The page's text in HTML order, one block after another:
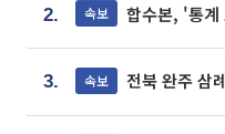
2. 속보 합수본, '통계 조작'
3. 속보 전북 완주 삼